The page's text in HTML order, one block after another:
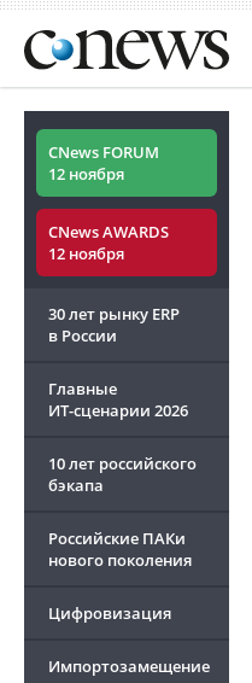
CNews FORUM
12 ноября
CNews AWARDS
12 ноября
30 лет рынку ERP
в России
Главные
ИТ-сценарии 2026
10 лет российского
бэкапа
Российские ПАКи
нового поколения
Цифровизация
Импортозамещение